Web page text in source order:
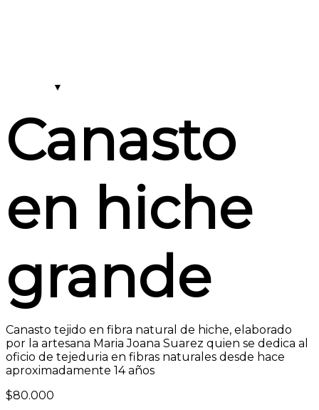
Canasto
en hiche
grande
Canasto tejido en fibra natural de hiche, elaborado
por la artesana Maria Joana Suarez quien se dedica al
oficio de tejeduria en fibras naturales desde hace
aproximadamente 14 años
$80.000